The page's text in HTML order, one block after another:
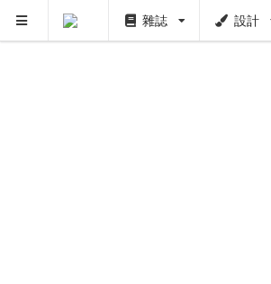
雜誌 設計